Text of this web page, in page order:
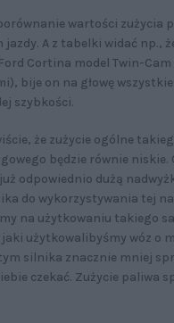
wartości zużycia
jazdy. A z tabelki widać np.,
Cortina model Twin-Cam
bije on na głowę
szybkości.
że zużycie ogólne
będzie równie niskie.
odpowiednio dużą
do wykorzystywania tej
na użytkowaniu takiego
użytkowalibyśmy wóz o
silnika znacznie mniej
czekać. Zużycie paliwa